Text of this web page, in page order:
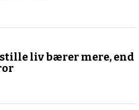
liv bærer mere, end